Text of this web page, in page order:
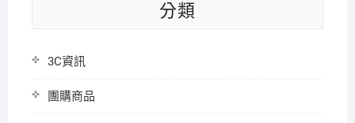
分類
3C資訊
團購商品